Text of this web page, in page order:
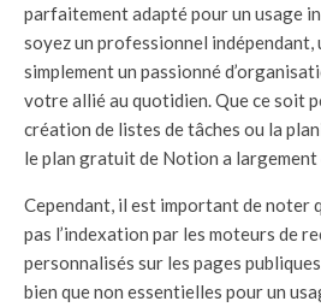
parfaitement adapté pour un usage
soyez un professionnel indépendant,
simplement un passionné
votre allié au quotidien. Que ce soit
création de listes de tâches ou la
le plan gratuit de Notion a
Cependant, il est important de noter
pas l’indexation par les moteurs de
personnalisés sur les pages
bien que non essentielles pour un